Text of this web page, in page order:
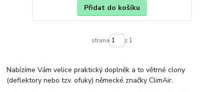
Přidat do košíku
strana z 1
Nabízíme Vám velice praktický doplněk a to větrné clony
(deflektory nebo tzv. ofuky) německé značky ClimAir.